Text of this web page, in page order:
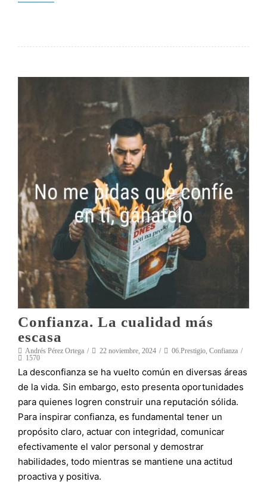
Confianza. La cualidad más
escasa
Andrés Pérez Ortega 22 noviembre, 2024 06.Prestigio, Confianza
1570
La desconfianza se ha vuelto común en diversas áreas
de la vida. Sin embargo, esto presenta oportunidades
para quienes logren construir una reputación sólida.
Para inspirar confianza, es fundamental tener un
propósito claro, actuar con integridad, comunicar
efectivamente el valor personal y demostrar
habilidades, todo mientras se mantiene una actitud
proactiva y positiva.